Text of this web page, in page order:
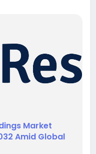
Market
Amid Global